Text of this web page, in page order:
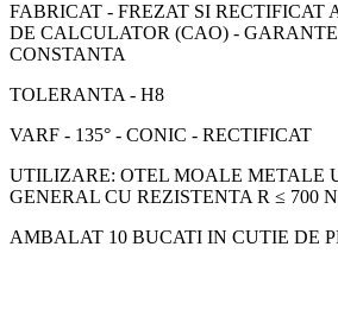
FABRICAT - FREZAT SI RECTIFICAT
DE CALCULATOR (CAO) -
CONSTANTA
TOLERANTA - H8
VARF - 135° - CONIC - RECTIFICAT
UTILIZARE: OTEL MOALE METALE
GENERAL CU REZISTENTA R ≤ 700
AMBALAT 10 BUCATI IN CUTIE DE